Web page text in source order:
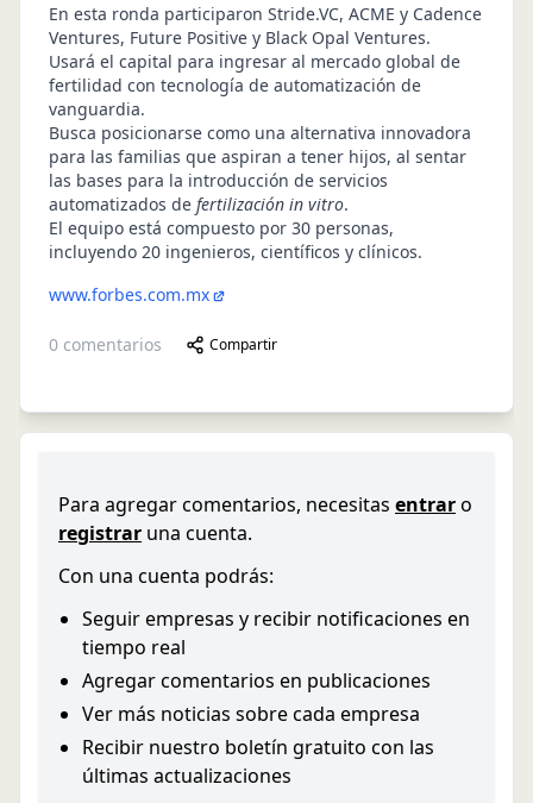
En esta ronda participaron Stride.VC, ACME y Cadence
Ventures, Future Positive y Black Opal Ventures.
Usará el capital para ingresar al mercado global de
fertilidad con tecnología de automatización de
vanguardia.
Busca posicionarse como una alternativa innovadora
para las familias que aspiran a tener hijos, al sentar
las bases para la introducción de servicios
automatizados de fertilización in vitro.
El equipo está compuesto por 30 personas,
incluyendo 20 ingenieros, científicos y clínicos.
www.forbes.com.mx
0 comentarios Compartir
Para agregar comentarios, necesitas entraro
registrar una cuenta.
Con una cuenta podrás:
Seguir empresas y recibir notificaciones en
tiempo real
Agregar comentarios en publicaciones
Ver más noticias sobre cada empresa
Recibir nuestro boletín gratuito con las
últimas actualizaciones